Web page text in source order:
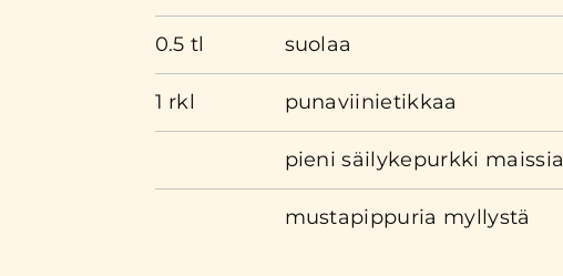
0.5 tl suolaa
1 rkl punaviinietikkaa
pieni säilykepurkki maissia
mustapippuria myllystä